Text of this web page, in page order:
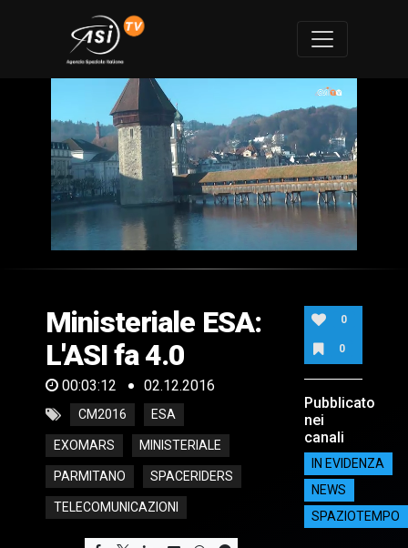
of
12
seconds
Ministeriale ESA:
L'ASI fa 4.0
00:03:12 02.12.2016
CM2016 ESA
EXOMARS MINISTERIALE
PARMITANO SPACERIDERS
TELECOMUNICAZIONI
0
0
Pubblicato
nei
canali
IN EVIDENZA
NEWS
SPAZIOTEMPO